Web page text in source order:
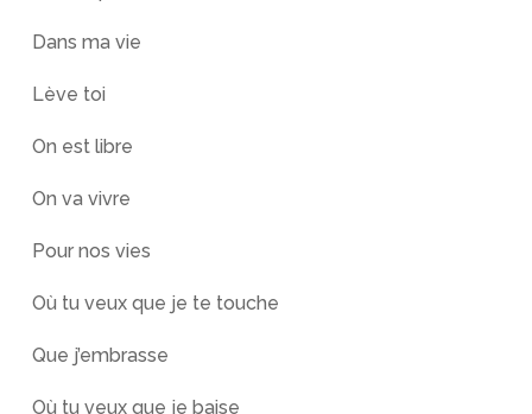
Dans ma vie
Lève toi
On est libre
On va vivre
Pour nos vies
Où tu veux que je te touche
Que j’embrasse
Où tu veux que je baise